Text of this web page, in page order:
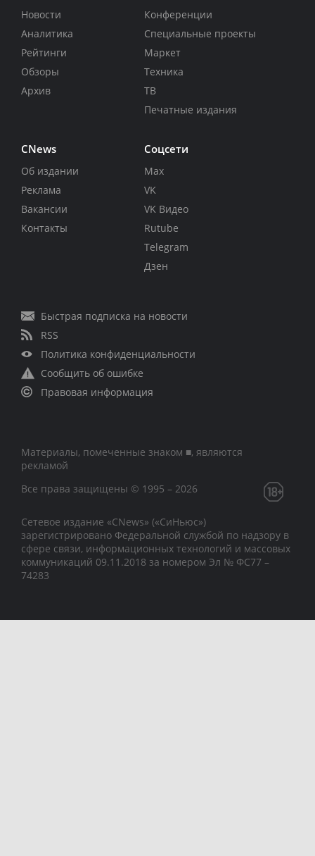
Новости
Аналитика
Рейтинги
Обзоры
Архив
Конференции
Специальные проекты
Маркет
Техника
ТВ
Печатные издания
CNews
Об издании
Реклама
Вакансии
Контакты
Соцсети
Max
VK
VK Видео
Rutube
Telegram
Дзен
Быстрая подписка на новости
RSS
Политика конфиденциальности
Сообщить об ошибке
Правовая информация
Материалы, помеченные знаком ■, являются
рекламой
Все права защищены © 1995 – 2026
Сетевое издание «CNews» («СиНьюс»)
зарегистрировано Федеральной службой по надзору в
сфере связи, информационных технологий и массовых
коммуникаций 09.11.2018 за номером Эл № ФС77 –
74283